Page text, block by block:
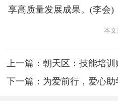
享高质量发展成果。(李会)
本文
上一篇：朝天区：技能培
下一篇： 为爱前行，爱心